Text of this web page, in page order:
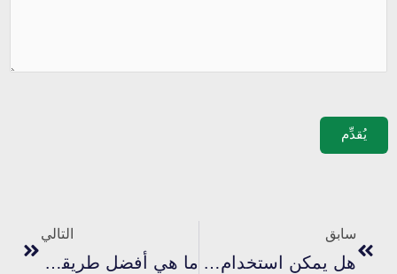
يُقدِّم
سابق
هل يمكن استخدام حبر البلاستيسول المعطر على الأقمشة والمواد المختلفة؟
التالي
ما هي أفضل طريقة لإزالة حبر البلاستيسول من شاشات الغسيل؟